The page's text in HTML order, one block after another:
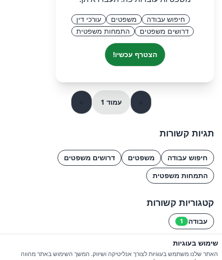
חיפוש עבודה משפטים
עורכי דין
דרושים משפטים
התמחות משפטית
הצטרף עכשיו!
עמוד 1
תגיות קשורות
חיפוש עבודה משפטים
דרושים משפטים
התמחות משפטית
קטגוריות קשורות
עבודה 1
© 2026 כל הזכויות שמורות ל-iGroupsIL
שימוש בעוגיות
האתר שלנו משתמש בעוגיות לצורך אנליטיקה ושיווק. המשך השימוש באתר מהווה